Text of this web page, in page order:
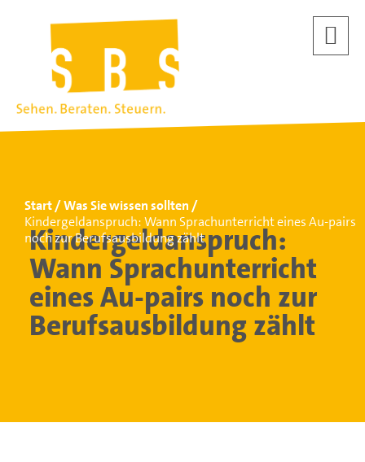
Start
Was Sie wissen sollten
Kindergeldanspruch: Wann Sprachunterricht eines Au-pairs
noch zur Berufsausbildung zählt
Kindergeldanspruch:
Wann Sprachunterricht
eines Au-pairs noch zur
Berufsausbildung zählt